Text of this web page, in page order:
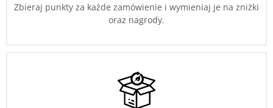
Zbieraj punkty za każde zamówienie i wymieniaj je na zniżki
oraz nagrody.